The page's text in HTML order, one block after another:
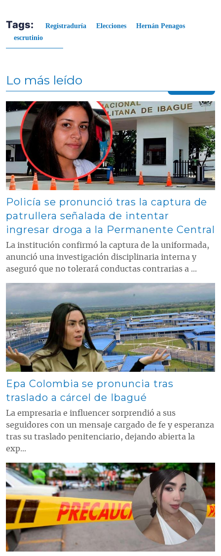
Tags: Registraduría Elecciones
Hernán Penagos
escrutinio
Lo más leído
Contenido multimedia principal
Policía se pronunció tras la captura de
patrullera señalada de intentar
ingresar droga a la Permanente Central
La institución confirmó la captura de la uniformada,
anunció una investigación disciplinaria interna y
aseguró que no tolerará conductas contrarias a ...
Contenido multimedia principal
Epa Colombia se pronuncia tras
traslado a cárcel de Ibagué
La empresaria e influencer sorprendió a sus
seguidores con un mensaje cargado de fe y esperanza
tras su traslado penitenciario, dejando abierta la
exp...
Contenido multimedia principal